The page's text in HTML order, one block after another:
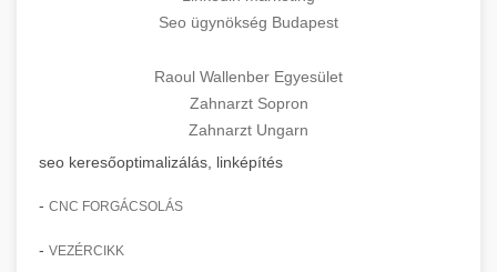
Seo ügynökség Budapest
Raoul Wallenber Egyesület
Zahnarzt Sopron
Zahnarzt Ungarn
seo keresőoptimalizálás, linképítés
- CNC FORGÁCSOLÁS
- VEZÉRCIKK